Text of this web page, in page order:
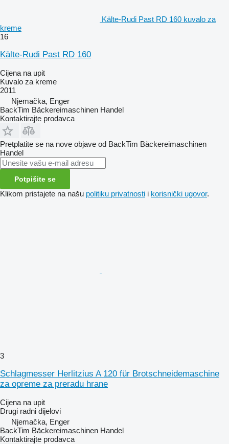
Kälte-Rudi Past RD 160 kuvalo za
kreme
16
Kälte-Rudi Past RD 160
Cijena na upit
Kuvalo za kreme
2011
Njemačka, Enger
BackTim Bäckereimaschinen Handel
Kontaktirajte prodavca
Pretplatite se na nove objave od BackTim Bäckereimaschinen
Handel
Potpišite se
Klikom pristajete na našu politiku privatnosti i korisnički ugovor.
3
Schlagmesser Herlitzius A 120 für Brotschneidemaschine
za opreme za preradu hrane
Cijena na upit
Drugi radni dijelovi
Njemačka, Enger
BackTim Bäckereimaschinen Handel
Kontaktirajte prodavca